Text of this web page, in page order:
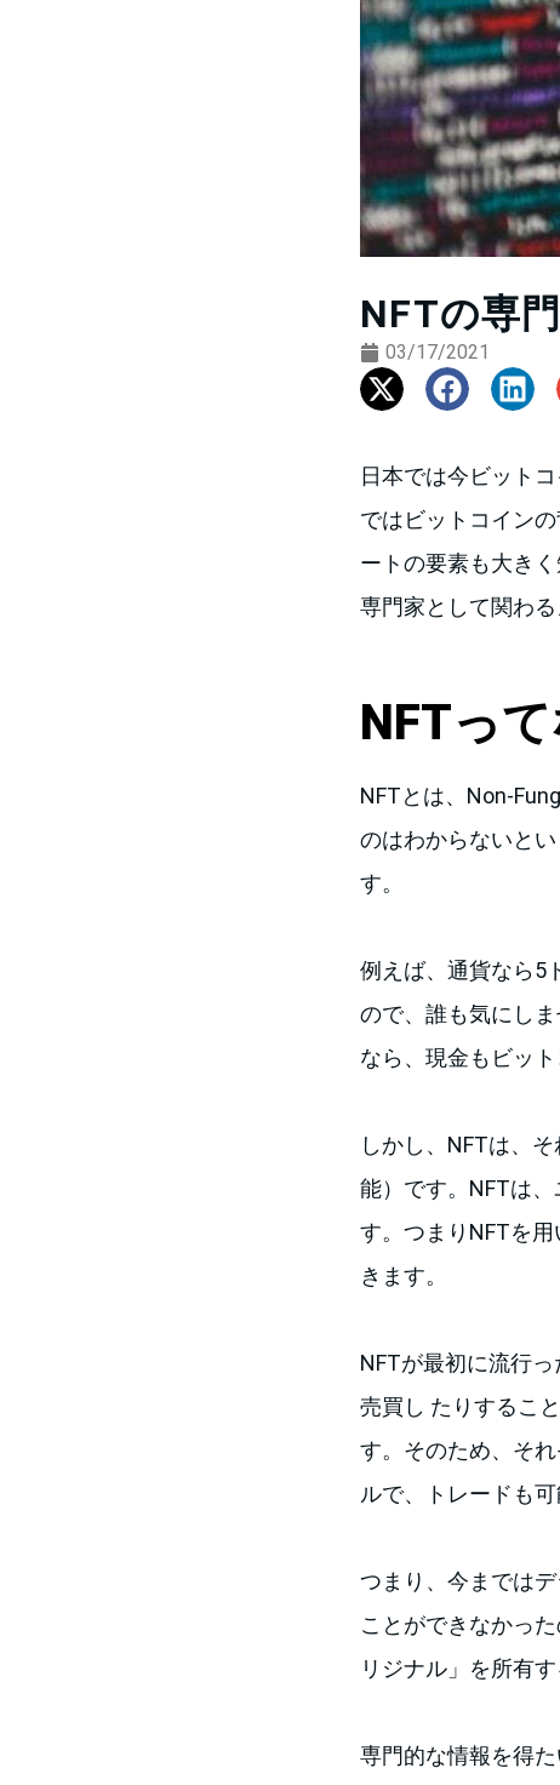
NFTの専
03/17/2021
日本では今ビット
ではビットコイン
ートの要素も大き
専門家として関わ
NFTっ
NFTとは、Non-
のはわからないと
す。
例えば、通貨なら5
ので、誰も気にし
なら、現金もビット
しかし、NFTは、
能）です。NFTは
す。つまりNFTを
きます。
NFTが最初に流行
売買し たりするこ
す。そのため、そ
ルで、トレードも可
つまり、今までは
ことができなかっ
リジナル」を所有
専門的な情報を得